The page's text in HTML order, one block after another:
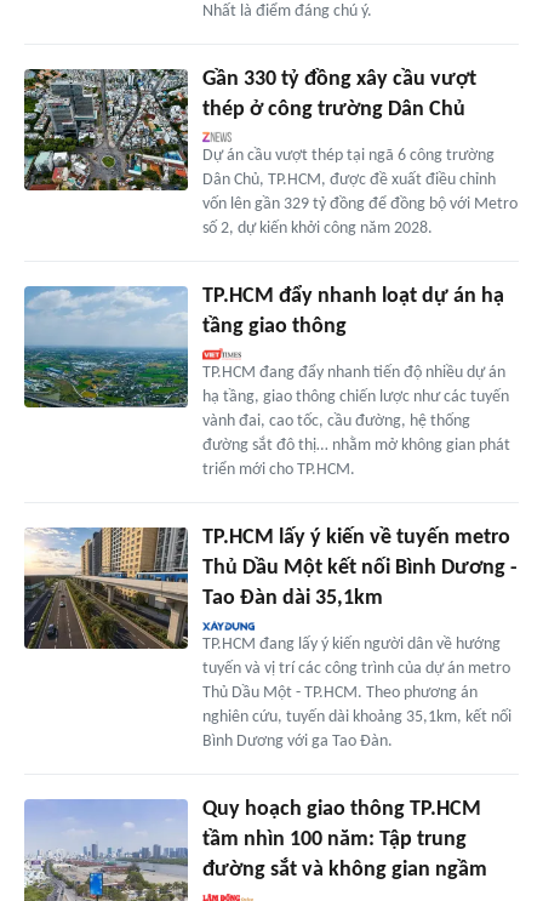
Nhất là điểm đáng chú ý.
Gần 330 tỷ đồng xây cầu vượt
thép ở công trường Dân Chủ
Dự án cầu vượt thép tại ngã 6 công trường
Dân Chủ, TP.HCM, được đề xuất điều chỉnh
vốn lên gần 329 tỷ đồng để đồng bộ với Metro
số 2, dự kiến khởi công năm 2028.
TP.HCM đẩy nhanh loạt dự án hạ
tầng giao thông
TP.HCM đang đẩy nhanh tiến độ nhiều dự án
hạ tầng, giao thông chiến lược như các tuyến
vành đai, cao tốc, cầu đường, hệ thống
đường sắt đô thị… nhằm mở không gian phát
triển mới cho TP.HCM.
TP.HCM lấy ý kiến về tuyến metro
Thủ Dầu Một kết nối Bình Dương -
Tao Đàn dài 35,1km
TP.HCM đang lấy ý kiến người dân về hướng
tuyến và vị trí các công trình của dự án metro
Thủ Dầu Một - TP.HCM. Theo phương án
nghiên cứu, tuyến dài khoảng 35,1km, kết nối
Bình Dương với ga Tao Đàn.
Quy hoạch giao thông TP.HCM
tầm nhìn 100 năm: Tập trung
đường sắt và không gian ngầm